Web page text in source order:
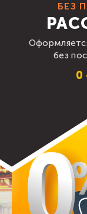
БЕЗ
без
0